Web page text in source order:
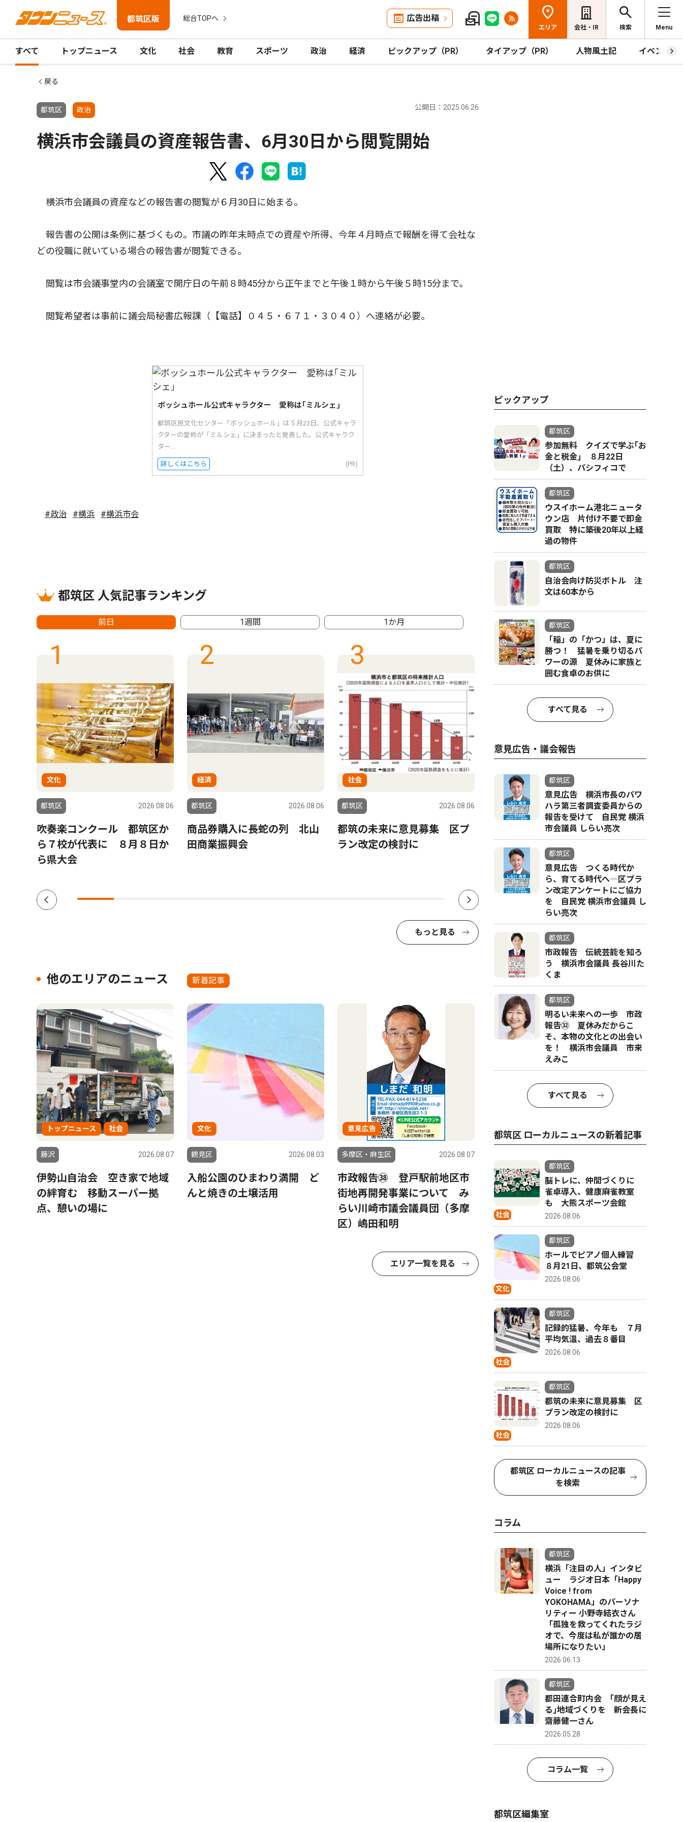
都筑区版 総合TOPへ 広告出稿
エリア 会社・IR 検索 Menu
すべて トップニュース 文化 社会 教育 スポーツ 政治 経済 ピックアップ（PR） タイアップ（PR） 人物風土記 イベント
戻る
都筑区 政治 公開日：2025.06.26
横浜市会議員の資産報告書、6月30日から閲覧開始
横浜市会議員の資産などの報告書の閲覧が６月30日に始まる。
報告書の公開は条例に基づくもの。市議の昨年末時点での資産や所得、今年４月時点で報酬を得て会社な
どの役職に就いている場合の報告書が閲覧できる。
閲覧は市会議事堂内の会議室で開庁日の午前８時45分から正午までと午後１時から午後５時15分まで。
閲覧希望者は事前に議会局秘書広報課（【電話】️０４５・６７１・３０４０）へ連絡が必要。
ボッシュホール公式キャラクター 愛称は｢ミルシェ｣
都筑区民文化センター「ボッシュホール」は５月23日、公式キャラ
クターの愛称が「ミルシェ」に決まったと発表した。公式キャラク
ター...
詳しくはこちら (PR)
#政治 #横浜 #横浜市会
都筑区 人気記事ランキング
前日 1週間 1か月
1
文化
都筑区 2026.08.06
吹奏楽コンクール 都筑区か
ら７校が代表に ８月８日か
ら県大会
2
経済
都筑区 2026.08.06
商品券購入に長蛇の列 北山
田商業振興会
3
社会
都筑区 2026.08.06
都筑の未来に意見募集 区プ
ラン改定の検討に
4
意見広告
都筑区 2026.08.06
意見広告 横浜市長のパワハ
を受けて 自民党 横浜市会議
員 しらい亮次
もっと見る
他のエリアのニュース 新着記事
トップニュース 社会
藤沢 2026.08.07
伊勢山自治会 空き家で地域
の絆育む 移動スーパー拠
点、憩いの場に
文化
鶴見区 2026.08.03
入船公園のひまわり満開 ど
んと焼きの土壌活用
意見広告
多摩区・麻生区 2026.08.07
市政報告㊳ 登戸駅前地区市
街地再開発事業について み
らい川崎市議会議員団（多摩
区）嶋田和明
エリア一覧を見る
ピックアップ
都筑区
参加無料 クイズで学ぶ｢お
金と税金｣ ８月22日
（土）、パシフィコで
都筑区
ウスイホーム港北ニュータ
ウン店 片付け不要で即金
買取 特に築後20年以上経
過の物件
都筑区
自治会向け防災ボトル 注
文は60本から
都筑区
「稲」の「かつ」は、夏に
勝つ！ 猛暑を乗り切るパ
ワーの源 夏休みに家族と
囲む食卓のお供に
すべて見る
意見広告・議会報告
都筑区
意見広告 横浜市長のパワ
ハラ第三者調査委員からの
報告を受けて 自民党 横浜
市会議員 しらい亮次
都筑区
意見広告 つくる時代か
ら、育てる時代へ―区プラ
ン改定アンケートにご協力
を 自民党 横浜市会議員 し
らい亮次
都筑区
市政報告 伝統芸能を知ろ
う 横浜市会議員 長谷川た
くま
都筑区
明るい未来への一歩 市政
報告㉜ 夏休みだからこ
そ、本物の文化との出会い
を！ 横浜市会議員 市来
えみこ
すべて見る
都筑区 ローカルニュースの新着記事
社会
都筑区
脳トレに、仲間づくりに
雀卓導入、健康麻雀教室
も 大熊スポーツ会館
2026.08.06
文化
都筑区
ホールでピアノ個人練習
８月21日、都筑公会堂
2026.08.06
社会
都筑区
記録的猛暑、今年も ７月
平均気温、過去８番目
2026.08.06
社会
都筑区
都筑の未来に意見募集 区
プラン改定の検討に
2026.08.06
都筑区 ローカルニュースの記事
を検索
コラム
都筑区
横浜「注目の人」インタビ
ュー ラジオ日本「Happy
Voice ! from
YOKOHAMA」のパーソナ
リティー 小野寺結衣さん
「孤独を救ってくれたラジ
オで、今度は私が誰かの居
場所になりたい」
2026.06.13
都筑区
都田連合町内会 ｢顔が見え
る｣地域づくりを 新会長に
齋藤健一さん
2026.05.28
コラム一覧
都筑区編集室